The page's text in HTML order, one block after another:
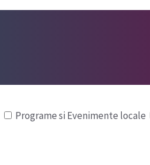
Programe si Evenimente locale